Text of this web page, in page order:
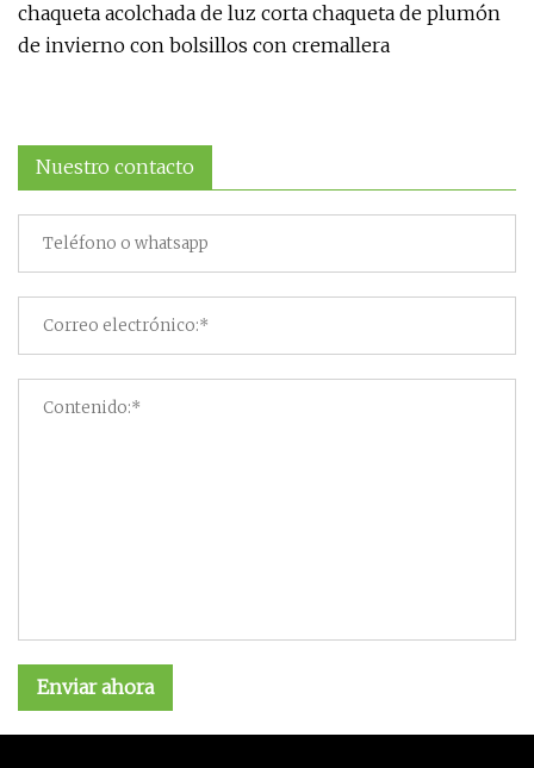
chaqueta acolchada de luz corta chaqueta de plumón
de invierno con bolsillos con cremallera
Nuestro contacto
Enviar ahora